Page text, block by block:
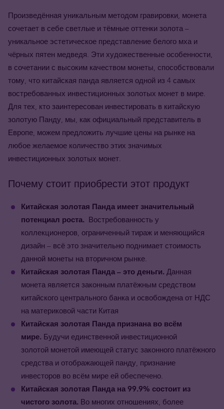
Произведённая уникальным методом гравировки, монета
сочетает в себе светлые и тёмные оттенки золота –
уникальное эстетическое представление белого мха и
чёрных пятен медведя. Эти художественные особенности,
в сочетании с высоким качеством монеты, способствовали
тому, что китайская панда является одной из 4 самых
востребованных инвестиционных золотых монет в мире.
Для тех, кто заинтересован инвестировать в китайскую
золотую Панду, мы, как официальный представитель в
Европе, можем предложить лучшие цены на рынке на
любое желаемое количество этих значимых
инвестиционных золотых монет.
Почему стоит приобрести этот продукт
Китайская золотая Панда имеет значительный
потенциал роста. Востребованность у
коллекционеров, ограниченный тираж и меняющийся
дизайн – всё это значительно поднимает стоимость
данной монеты на вторичном рынке.
Китайская золотая Панда – это деньги. Данная
монета является законным платёжным средством
китайского центрального банка и освобождена от НДС
на материковой части Китая
Китайская золотая Панда признана во всём
мире. Будучи единственной инвестиционной
золотой монетой имеющей статус законного платёжного
средства и отображающей панду, признание
инвесторов во всём мире ей обеспечено.
Китайская золотая Панда на 99.9% состоит из
чистого золота. Во многих отношениях, более